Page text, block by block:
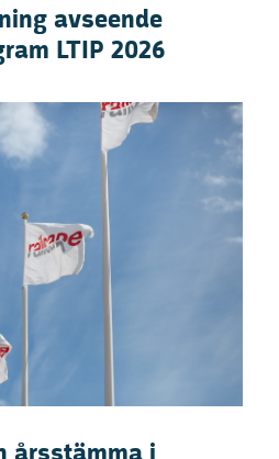
avseende
LTIP 2026